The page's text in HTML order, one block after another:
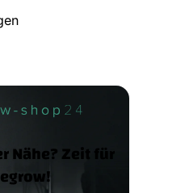
Nähe? Zeit für